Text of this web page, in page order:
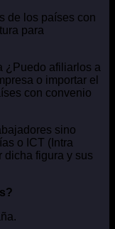
de los países con
para
¿Puedo afiliarlos a
o importar el
con convenio
sino
o ICT (Intra
dicha figura y sus